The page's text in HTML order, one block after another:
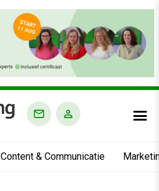
Content & Communicatie